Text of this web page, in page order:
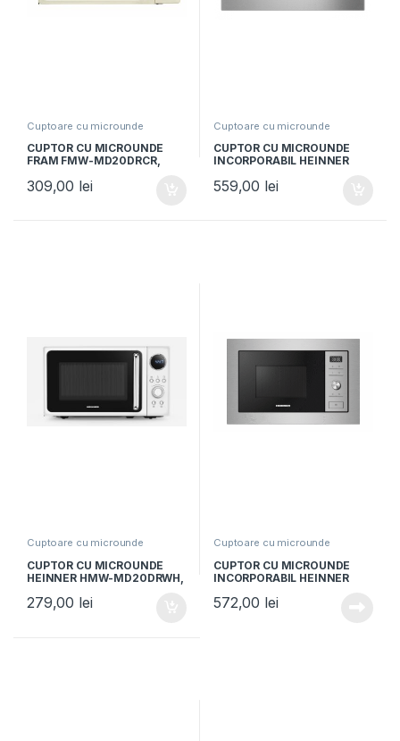
Cuptoare cu microunde
CUPTOR CU MICROUNDE
FRAM FMW-MD20DRCR,
800W, Control digital,
Display digital, Crem
309,00 lei
Cuptoare cu microunde
CUPTOR CU MICROUNDE
INCORPORABIL HEINNER
800W, Capacitate 20L,
Control mecanic,
559,00 lei
Cuptoare cu microunde
CUPTOR CU MICROUNDE
HEINNER HMW-MD20DRWH,
20L, Control digital, 5 trepte
de putere, Afisaj digital, Alb
279,00 lei
Cuptoare cu microunde
CUPTOR CU MICROUNDE
INCORPORABIL HEINNER
900W, Capacitate 28L, Grill,
5 trepte de putere, Inox
572,00 lei